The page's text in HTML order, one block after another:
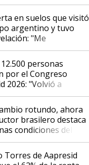
en suelos que visitó
argentino y tuvo
"Me
mucho"
personas
por el Congreso
2026: "Volvió a
que hablar del
hablar de todo el
productivo"rotundo, ahora
brasilero destaca
condiciones del
para invertir:
más motivados"
Torres de Aapresid